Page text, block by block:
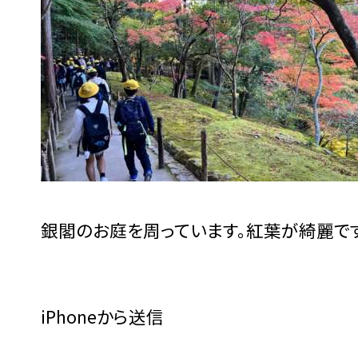
銀閣のお庭を周っています。紅葉が綺麗で
iPhoneから送信